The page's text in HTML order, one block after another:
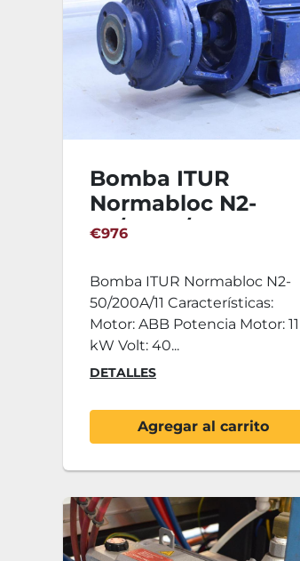
Bomba ITUR
Normabloc N2-
50/200A/11 - II
€976
Bomba ITUR Normabloc N2-
50/200A/11 Características:
Motor: ABB Potencia Motor: 11
kW Volt: 40...
DETALLES
Agregar al carrito